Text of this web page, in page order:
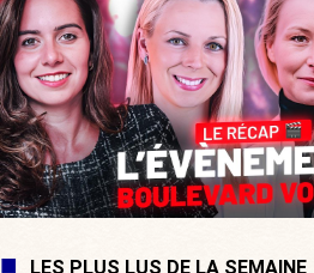
LES PLUS LUS DE LA SEMAINE